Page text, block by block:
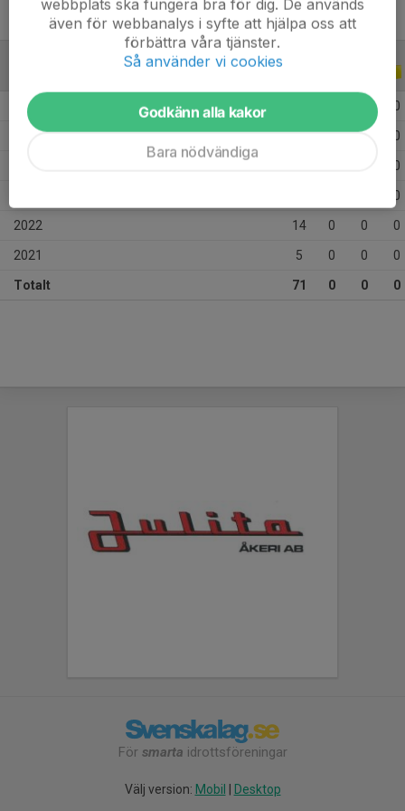
2026 0
2025 14 0 0 0
0
0
2022 14 0 0 0
2021 5 0 0 0
Totalt 71 0 0 0
För smarta idrottsföreningar
Välj version: Mobil Desktop
webbplats ska fungera bra för dig. De används
även för webbanalys i syfte att hjälpa oss att
förbättra våra tjänster.
Så använder vi cookies
Godkänn alla kakor
Bara nödvändiga